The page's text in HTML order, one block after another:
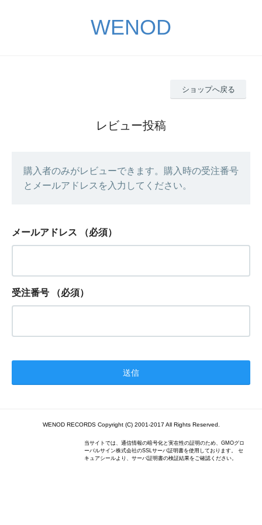
WENOD
ショップへ戻る
レビュー投稿
購入者のみがレビューできます。購入時の受注番号
とメールアドレスを入力してください。
メールアドレス （必須）
受注番号 （必須）
WENOD RECORDS Copyright (C) 2001-2017 All Rights Reserved.
当サイトでは、通信情報の暗号化と実在性の証明のため、GMOグロ
ーバルサイン株式会社のSSLサーバ証明書を使用しております。 セ
キュアシールより、サーバ証明書の検証結果をご確認ください。